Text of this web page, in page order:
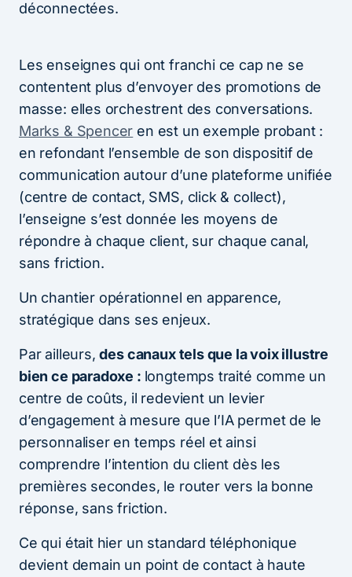
déconnectées.
Les enseignes qui ont franchi ce cap ne se
contentent plus d’envoyer des promotions de
masse: elles orchestrent des conversations.
Marks & Spencer en est un exemple probant :
en refondant l’ensemble de son dispositif de
communication autour d’une plateforme unifiée
(centre de contact, SMS, click & collect),
l’enseigne s’est donnée les moyens de
répondre à chaque client, sur chaque canal,
sans friction.
Un chantier opérationnel en apparence,
stratégique dans ses enjeux.
Par ailleurs,des canaux tels que la voix illustre
bien ce paradoxe : longtemps traité comme un
centre de coûts, il redevient un levier
d’engagement à mesure que l’IA permet de le
personnaliser en temps réel et ainsi
comprendre l’intention du client dès les
premières secondes, le router vers la bonne
réponse, sans friction.
Ce qui était hier un standard téléphonique
devient demain un point de contact à haute